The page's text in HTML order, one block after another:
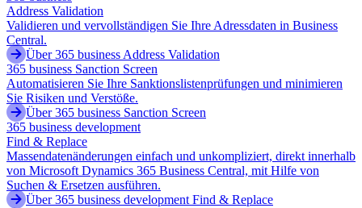
Address Validation
Validieren und vervollständigen Sie Ihre Adressdaten in Business
Central.
Über 365 business Address Validation
365 business Sanction Screen
Automatisieren Sie Ihre Sanktionslistenprüfungen und minimieren
Sie Risiken und Verstöße.
Über 365 business Sanction Screen
365 business development
Find & Replace
Massendatenänderungen einfach und unkompliziert, direkt innerhalb
von Microsoft Dynamics 365 Business Central, mit Hilfe von
Suchen & Ersetzen ausführen.
Über 365 business development Find & Replace